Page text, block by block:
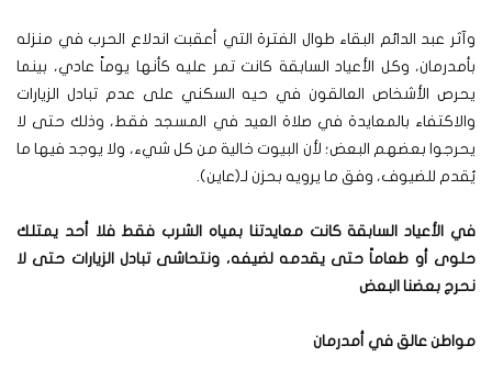
وآثر عبد الدائم البقاء طوال الفترة التي أعقبت اندلاع الحرب في منزله
بأمدرمان، وكل الأعياد السابقة كانت تمر عليه كأنها يوماً عادي، بينما
يحرص الأشخاص العالقون في حيه السكني على عدم تبادل الزيارات
والاكتفاء بالمعايدة في صلاة العيد في المسجد فقط، وذلك حتى لا
يحرجوا بعضهم البعض؛ لأن البيوت خالية من كل شيء، ولا يوجد فيها ما
يُقدم للضيوف، وفق ما يرويه بحزن لـ(عاين).
في الأعياد السابقة كانت معايدتنا بمياه الشرب فقط فلا أحد يمتلك
حلوى أو طعاماً حتى يقدمه لضيفه، ونتحاشى تبادل الزيارات حتى لا
نحرج بعضنا البعض
مواطن عالق في أمدرمان